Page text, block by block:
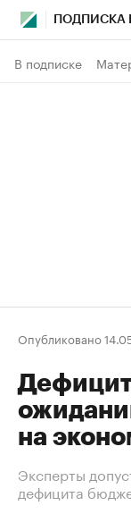
ПОДПИСКА
В подписке
Опубликовано
на
Эксперты
дефицита